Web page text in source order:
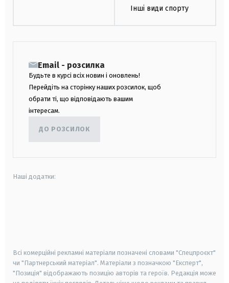
Інші види спорту
Email - розсилка
Будьте в курсі всіх новин і оновлень!
Перейдіть на сторінку наших розсилок, щоб
обрати ті, що відповідають вашим
інтересам.
ДО РОЗСИЛОК
Наші додатки:
Всі комерційні рекламні матеріали позначені словами "Спецпроєкт"
чи "Партнерський матеріал". Матеріали з позначкою "Експерт",
"Позиція" відображають позицію авторів та героїв. Редакція може